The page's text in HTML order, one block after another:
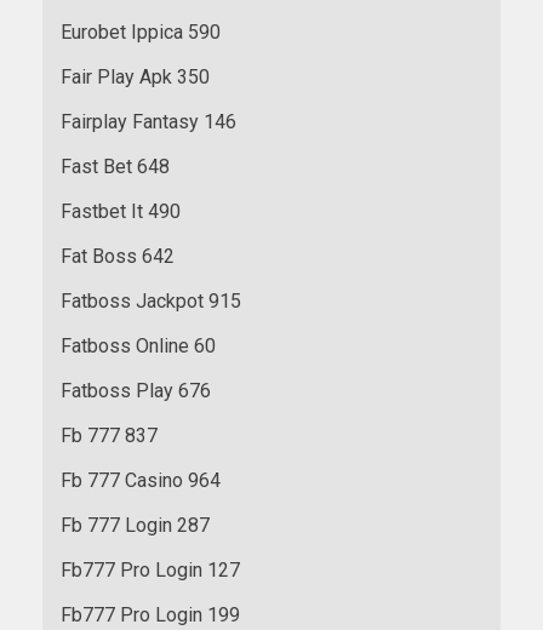
Eurobet Ippica 590
Fair Play Apk 350
Fairplay Fantasy 146
Fast Bet 648
Fastbet It 490
Fat Boss 642
Fatboss Jackpot 915
Fatboss Online 60
Fatboss Play 676
Fb 777 837
Fb 777 Casino 964
Fb 777 Login 287
Fb777 Pro Login 127
Fb777 Pro Login 199